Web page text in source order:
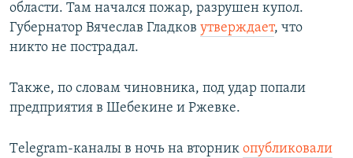
области. Там начался пожар, разрушен купол.
Губернатор Вячеслав Гладков утверждает, что
никто не пострадал.
Также, по словам чиновника, под удар попали
предприятия в Шебекине и Ржевке.
Тelegram-каналы в ночь на вторник опубликовали